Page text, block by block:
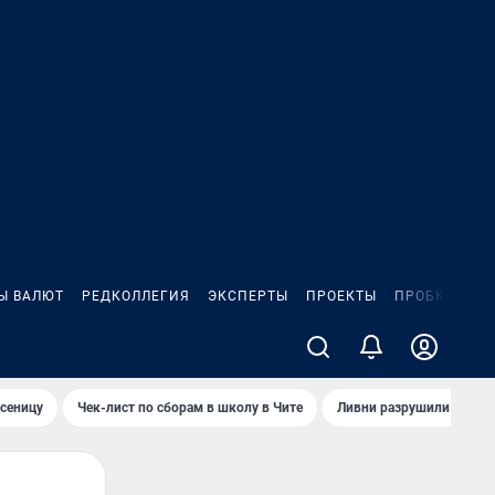
ВАЛЮТ РЕДКОЛЛЕГИЯ ЭКСПЕРТЫ ПРОЕКТЫ ПРОБКИ
Чек-лист по сборам в школу в Чите Ливни разрушили